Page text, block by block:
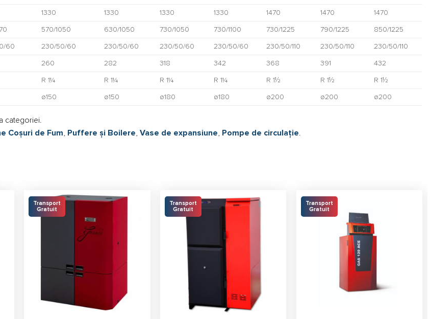
1330 1330 1330 1330 1470 1470 1470
570/1050 630/1050 730/1050 730/1100 730/1225 790/1225 850/1225
60 230/50/60 230/50/60 230/50/60 230/50/60 230/50/110 230/50/110 230/50/110
260 282 318 342 368 391 432
R 1¼ R 1¼ R 1¼ R 1¼ R 1½ R 1½ R 1½
ø150 ø150 ø180 ø180 ø200 ø200 ø200
categoriei.
Coșuri de Fum Puffere și Boilere Vase de expansiune Pompe de circulație
Transport
Gratuit
Transport
Gratuit
Transport
Gratuit